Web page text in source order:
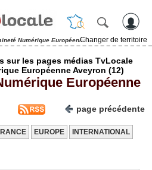
Numérique EuropéenneChanger de territoire
sur les pages médias TvLocale
Européenne Aveyron (12)
Européenne
page précédente
EUROPE INTERNATIONAL